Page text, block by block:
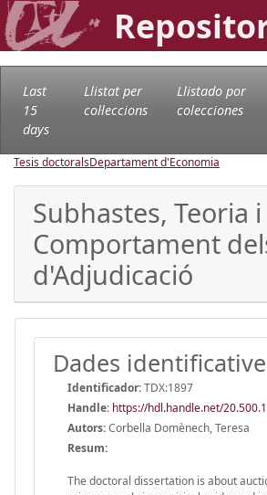
Last
15
days
Llistat per
col·leccions
Llistado por
colecciones
Tesis doctoralsDepartament d'Economia
Subhastes, Teoria
Comportament
d'Adjudicació
Dades
Identificador:TDX:1897
Handle: https://hdl.handle.net/
Autors:Corbella Domènech, Teresa
Resum:
The doctoral dissertation is about